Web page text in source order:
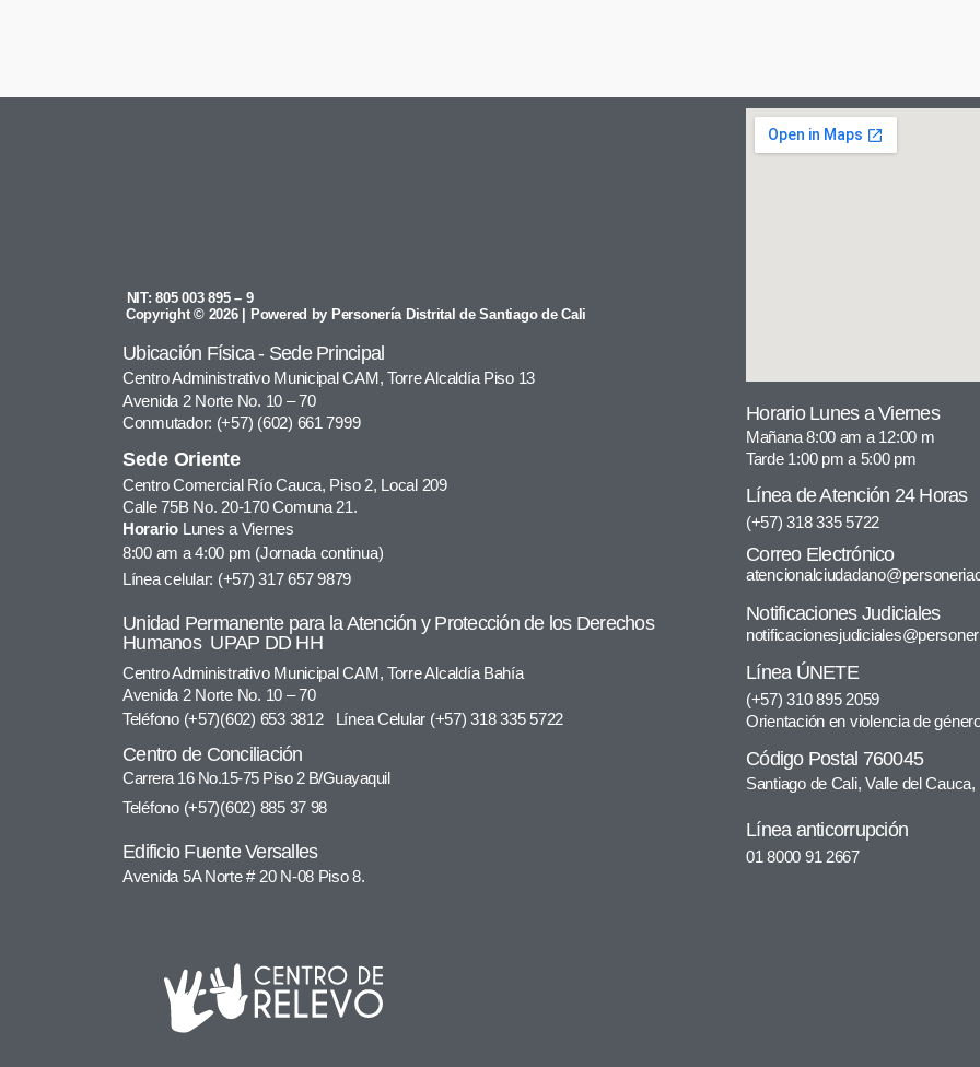
NIT: 805 003 895 – 9
Copyright © 2026 | Powered by Personería Distrital de Santiago de Cali
Ubicación Física - Sede Principal
Centro Administrativo Municipal CAM, Torre Alcaldía Piso 13
Avenida 2 Norte No. 10 – 70
Conmutador: (+57) (602) 661 7999
Sede Oriente
Centro Comercial Río Cauca, Piso 2, Local 209
Calle 75B No. 20-170 Comuna 21.
Horario Lunes a Viernes
8:00 am a 4:00 pm (Jornada continua)
Línea celular: (+57) 317 657 9879
Unidad Permanente para la Atención y Protección de los Derechos
Humanos UPAP DD HH
Centro Administrativo Municipal CAM, Torre Alcaldía Bahía
Avenida 2 Norte No. 10 – 70
Teléfono (+57)(602) 653 3812 Línea Celular (+57) 318 335 5722
Centro de Conciliación
Carrera 16 No.15-75 Piso 2 B/Guayaquil
Teléfono (+57)(602) 885 37 98
Edificio Fuente Versalles
Avenida 5A Norte # 20 N-08 Piso 8.
Horario Lunes a Viernes
Mañana 8:00 am a 12:00 m
Tarde 1:00 pm a 5:00 pm
Línea de Atención 24 Horas
(+57) 318 335 5722
Correo Electrónico
Notificaciones Judiciales
Línea ÚNETE
(+57) 310 895 2059
Orientación en violencia de
Código Postal 760045
Santiago de Cali, Valle del
Línea anticorrupción
01 8000 91 2667